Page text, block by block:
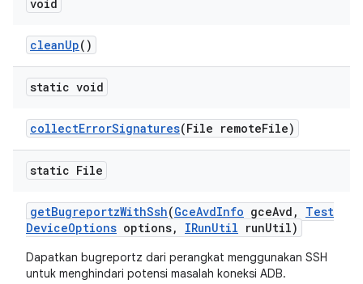
void
cleanUp()
static void
collectErrorSignatures(File remoteFile)
static File
getBugreportzWithSsh(GceAvdInfo gceAvd ,
Test
DeviceOptions options, IRunUtil runUtil)
Dapatkan bugreportz dari perangkat menggunakan SSH
untuk menghindari potensi masalah koneksi ADB.